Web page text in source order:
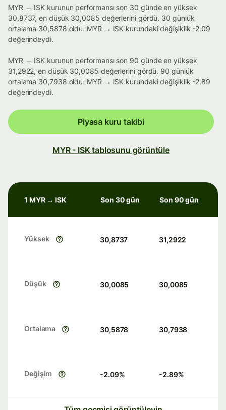
MYR → ISK kurunun performansı son 30 günde en yüksek
30,8737, en düşük 30,0085 değerlerini gördü. 30 günlük
ortalama 30,5878 oldu. MYR → ISK kurundaki değişiklik -2.09
değerindeydi.
MYR → ISK kurunun performansı son 90 günde en yüksek
31,2922, en düşük 30,0085 değerlerini gördü. 90 günlük
ortalama 30,7938 oldu. MYR → ISK kurundaki değişiklik -2.89
değerindeydi.
Piyasa kuru takibi
MYR - ISK tablosunu görüntüle
1 MYR → ISK Son 30 gün Son 90 gün
Yüksek 30,8737 31,2922
Düşük 30,0085 30,0085
Ortalama 30,5878 30,7938
Değişim -2.09% -2.89%